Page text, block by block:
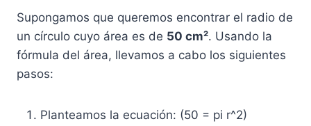
Supongamos que queremos encontrar el radio de
un círculo cuyo área es de 50 cm². Usando la
fórmula del área, llevamos a cabo los siguientes
pasos:
Planteamos la ecuación: (50 = pi r^2)